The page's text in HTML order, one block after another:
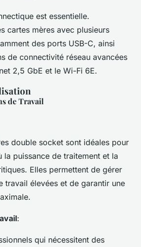
est essentielle.
cartes mères avec plusieurs
des ports USB-C, ainsi
de connectivité réseau avancées
2,5 GbE et le Wi-Fi 6E.
de Travail
double socket sont idéales pour
la puissance de traitement et la
Elles permettent de gérer
travail élevées et de garantir une
:
qui nécessitent des